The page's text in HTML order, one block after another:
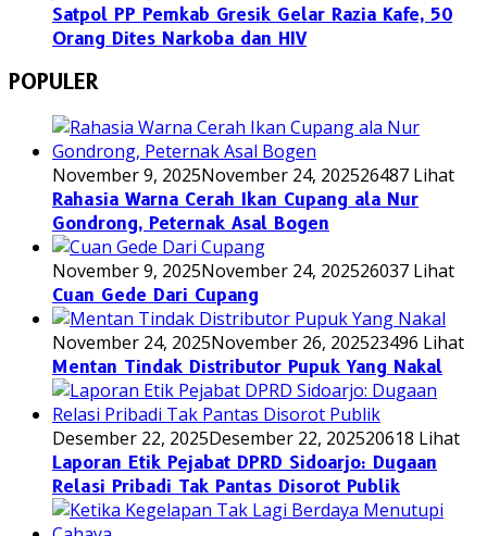
Satpol PP Pemkab Gresik Gelar Razia Kafe, 50
Orang Dites Narkoba dan HIV
POPULER
November 9, 2025November 24, 202526487 Lihat
Rahasia Warna Cerah Ikan Cupang ala Nur
Gondrong, Peternak Asal Bogen
November 9, 2025November 24, 202526037 Lihat
Cuan Gede Dari Cupang
November 24, 2025November 26, 202523496 Lihat
Mentan Tindak Distributor Pupuk Yang Nakal
Desember 22, 2025Desember 22, 202520618 Lihat
Laporan Etik Pejabat DPRD Sidoarjo: Dugaan
Relasi Pribadi Tak Pantas Disorot Publik